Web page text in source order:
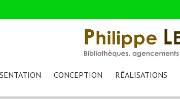
CONCEPTION RÉALISATIONS